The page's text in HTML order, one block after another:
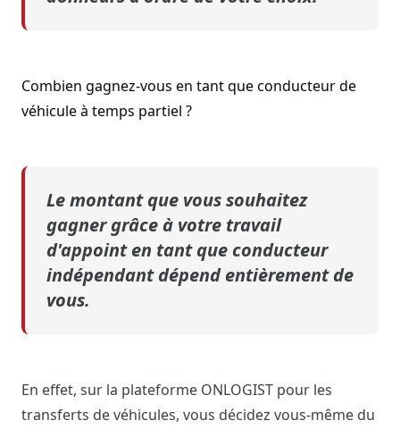
Combien gagnez-vous en tant que conducteur de
véhicule à temps partiel ?
Le montant que vous souhaitez
gagner grâce à votre travail
d'appoint en tant que conducteur
indépendant dépend entièrement de
vous.
En effet, sur la plateforme ONLOGIST pour les
transferts de véhicules, vous décidez vous-même du